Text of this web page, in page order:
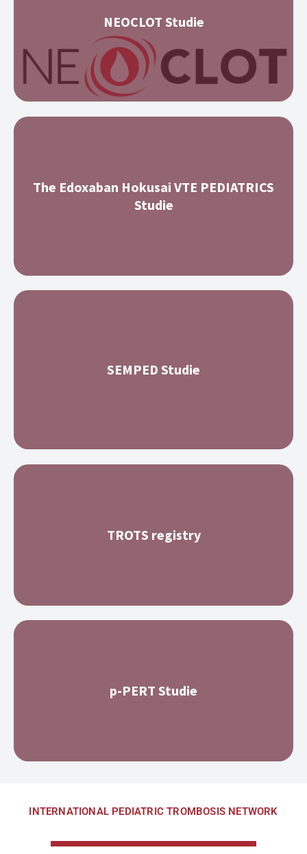
NEOCLOT Studie
The Edoxaban Hokusai VTE PEDIATRICS
Studie
SEMPED Studie
TROTS registry
p-PERT Studie
INTERNATIONAL PEDIATRIC TROMBOSIS NETWORK